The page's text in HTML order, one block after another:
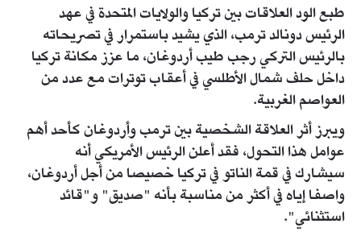
طبع الود العلاقات بين تركيا والولايات المتحدة في عهد
الرئيس دونالد ترمب، الذي يشيد باستمرار في تصريحاته
بالرئيس التركي رجب طيب أردوغان، ما عزز مكانة تركيا
داخل حلف شمال الأطلسي في أعقاب توترات مع عدد من
العواصم الغربية.
ويبرز أثر العلاقة الشخصية بين ترمب وأردوغان كأحد أهم
عوامل هذا التحول، فقد أعلن الرئيس الأمريكي أنه
سيشارك في قمة الناتو في تركيا خصيصا من أجل أردوغان،
واصفا إياه في أكثر من مناسبة بأنه "صديق" و"قائد
استثنائي".